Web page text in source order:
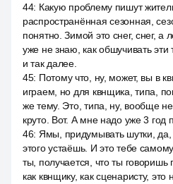
44: Какую проблему пишут
распространённая сезонная,
понятно. Зимой это снег, снег, а
уже не знаю, как обшучивать
и так далее.
45: Потому что, ну, может, вы в
играем, но для квнщика, типа,
же тему. Это, типа, ну, вообще
круто. Вот. А мне надо уже 3 год
46: Ямы, придумывать шутки, да,
этого устаёшь. И это тебе
ты, получается, что ты говоришь
как квнщику, как сценаристу,